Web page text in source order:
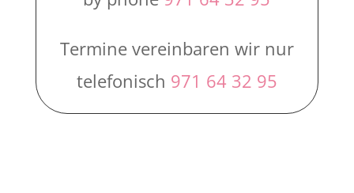
Termine vereinbaren wir nur
telefonisch 971 64 32 95